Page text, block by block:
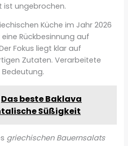
ist ungebrochen.
Küche im Jahr 2026
Rückbesinnung auf
Fokus liegt klar auf
Zutaten. Verarbeitete
Das beste Baklava
Süßigkeit
griechischen Bauernsalats